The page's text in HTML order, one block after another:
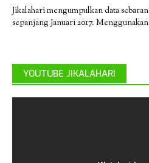
Jikalahari mengumpulkan data
sepanjang Januari 2017.
YOUTUBE JIKALAHARI